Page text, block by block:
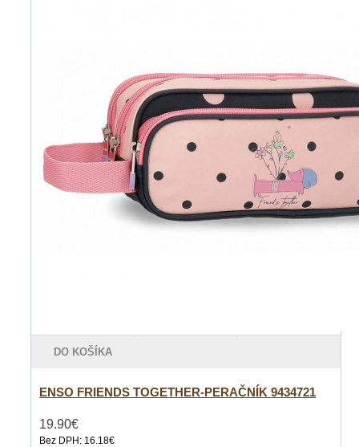
DO KOŠÍKA
ENSO FRIENDS TOGETHER-PERAČNÍK 9434721
19.90€
Bez DPH: 16.18€